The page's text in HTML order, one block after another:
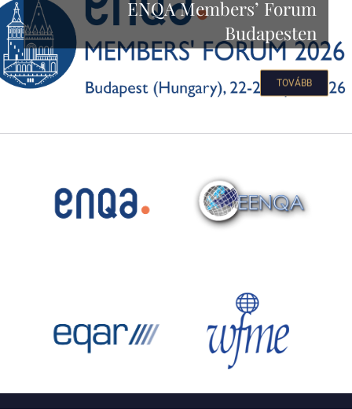
ENQA Members’ Forum
Budapesten
TOVÁBB